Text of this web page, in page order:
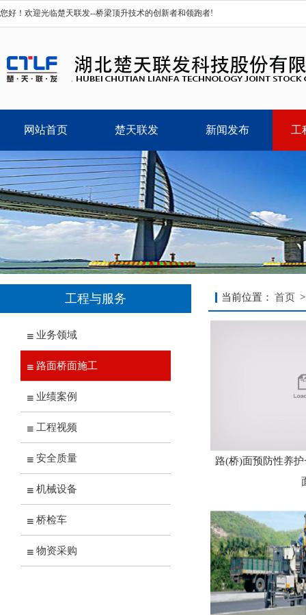
您好！欢迎光临楚天联发--桥梁顶升技术的创新者和领跑者!
网站首页 楚天联发 新闻发布 工
当前位置： 首页
路(桥)面预防性养
工程与服务
业务领域
路面桥面施工
业绩案例
工程视频
安全质量
机械设备
桥检车
物资采购